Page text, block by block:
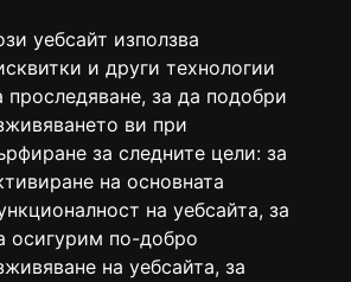
уебсайт използва
и други технологии
проследяване, за да подобри
ви при
за следните цели: за
на основната
на уебсайта, за
осигурим по-добро
на уебсайта, за
и абонаменти